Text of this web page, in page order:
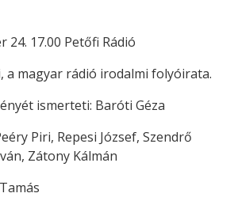
24. 17.00 Petőfi Rádió
a magyar rádió irodalmi folyóirata.
ismerteti: Baróti Géza
Piri, Repesi József, Szendrő
Zátony Kálmán